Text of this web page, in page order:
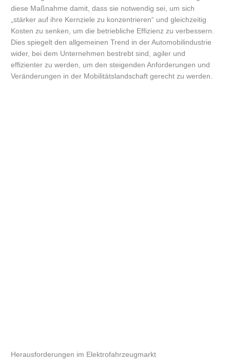
diese Maßnahme damit, dass sie notwendig sei, um sich
„stärker auf ihre Kernziele zu konzentrieren“ und gleichzeitig
Kosten zu senken, um die betriebliche Effizienz zu verbessern.
Dies spiegelt den allgemeinen Trend in der Automobilindustrie
wider, bei dem Unternehmen bestrebt sind, agiler und
effizienter zu werden, um den steigenden Anforderungen und
Veränderungen in der Mobilitätslandschaft gerecht zu werden.
Herausforderungen im Elektrofahrzeugmarkt